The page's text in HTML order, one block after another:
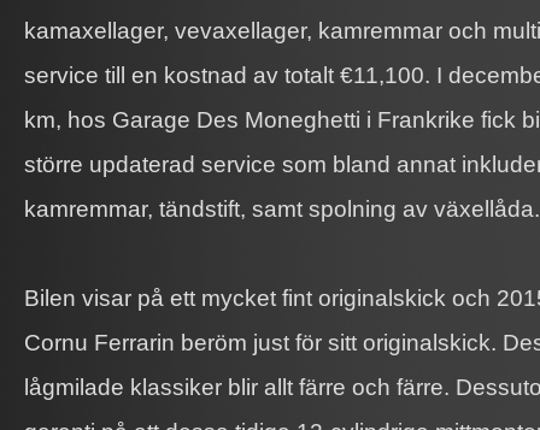
kamaxellager, vevaxellager, kamremmar och
service till en kostnad av totalt €11,100. I
km, hos Garage Des Moneghetti i Frankrike fick
större updaterad service som bland annat
kamremmar, tändstift, samt spolning av växellåda.
Bilen visar på ett mycket fint originalskick och
Cornu Ferrarin beröm just för sitt originalskick.
lågmilade klassiker blir allt färre och färre.